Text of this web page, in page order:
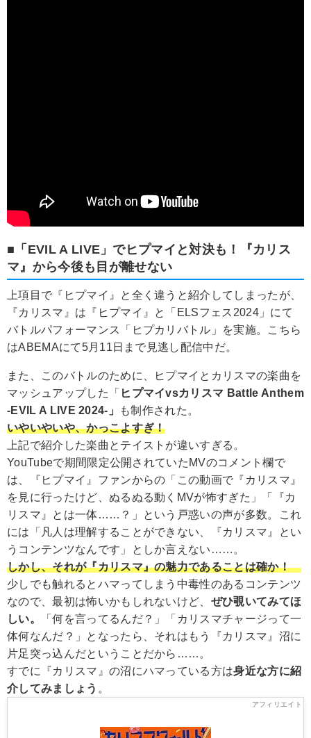
■「EVIL A LIVE」でヒプマイと対決も！『カリス
マ』から今後も目が離せない
上項目で『ヒプマイ』と全く違うと紹介してしまったが、
『カリスマ』は『ヒプマイ』と「ELSフェス2024」にて
バトルパフォーマンス「ヒプカリバトル」を実施。こちら
はABEMAにて5月11日まで見逃し配信中だ。
また、このバトルのために、ヒプマイとカリスマの楽曲を
マッシュアップした「 ヒプマイvsカリスマ Battle Anthem
-EVIL A LIVE 2024-」
も制作された。
いやいやいや、かっこよすぎ！
上記で紹介した楽曲とテイストが違いすぎる。
YouTubeで期間限定公開されていたMVのコメント欄で
は、『ヒプマイ』ファンからの「この動画で『カリスマ』
を見に行ったけど、ぬるぬる動くMVが怖すぎた」「『カ
リスマ』とは一体……？」という戸惑いの声が多数。これ
には「凡人は理解することができない、『カリスマ』とい
うコンテンツなんです」としか言えない……。
しかし、それが『カリスマ』の魅力であることは確か！
少しでも触れるとハマってしまう中毒性のあるコンテンツ
なので、最初は怖いかもしれないけど、 ぜひ覗いてみてほ
しい。
「何を言ってるんだ？」「カリスマチャージって一
体何なんだ？」となったら、それはもう『カリスマ』沼に
片足突っ込んだということだから……。
すでに『カリスマ』の沼にハマっている方は身近な方に紹
介してみましょう 。